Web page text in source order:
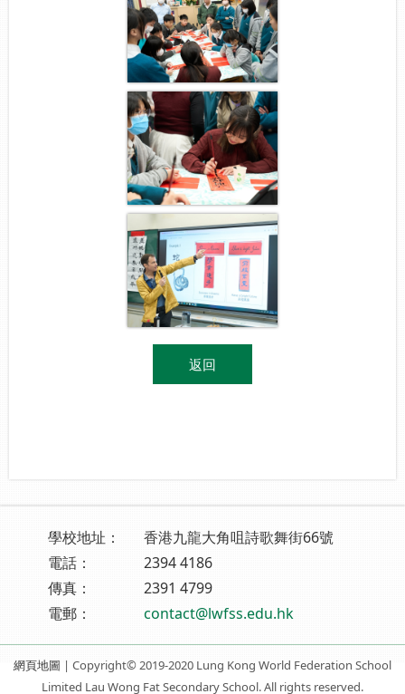
返回
學校地址：
香港九龍大角咀詩歌舞街66號
電話：
2394 4186
傳真：
2391 4799
電郵：
contact@lwfss.edu.hk
網頁地圖 | Copyright© 2019-2020 Lung Kong World Federation School
Limited Lau Wong Fat Secondary School. All rights reserved.